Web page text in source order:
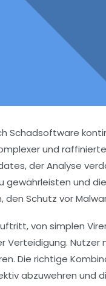
Schadsoftware
und
der Analyse
und
Schutz vor
von simplen
Die richtige
abzuwehren und